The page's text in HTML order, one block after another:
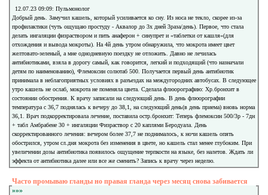
12.07.23 09:09: Пульмонолог
Добрый день. Замучил кашель, который усиливается ко сну. Из носа не текло, скорее из-за
профилактики (чуть ощущаю простуду - Аквалор до 3х дней 3раза/день). Первое, что стала
делать ингаляции физраствором и пить анаферон + синупрет и «таблетки от кашля»(для
отхождения и вывода мокроты). На 4й день утром обнаружила, что мокрота имеет цвет
желтовато-зеленый, а мне однодневную поездку не отложить. Давно не лечилась
антибиотиками, взяла в дорогу самый, как говорится, легкий и подходящий (что назначали
детям по наименованию), Флемоксин солютаб 500. Получается первый день антибиотик
принимала в неблагоприятных условиях в разъездах на междугородних автобусах. В следующее
утро кашель не ослаб, мокрота не поменяла цвета. Сделала флюорографию: Хр.бронхит в
состоянии обострения. К врачу записали на следующий день. В день флюорографии
температура с 36,7 поднялась к вечеру до 38,1, на следующий день(в день приема) вновь норма
36,1. Врач подкорректировала лечение, поставила остр.бронхит: Теперь флемоксин 500/3р - 7дн
+ табл Амбрабене 30 + ингаляции Физраствор с 20 каплями Беродуала. День
скорректированного лечения: вечером более 37,7 не поднималось, к ночи кашель опять
обострился, утром сл.дня мокрота без изменения в цвете, но кашель стал менее глубоким. При
увеличении дозы антибиотика появилось ощущение терпкости на языке, без налетов. Ждать ли
эффекта от антибиотика далее или все же сменить? Запись к врачу через неделю.
Часто промываю гланды но правая гланда через месяц снова забивается
»»»